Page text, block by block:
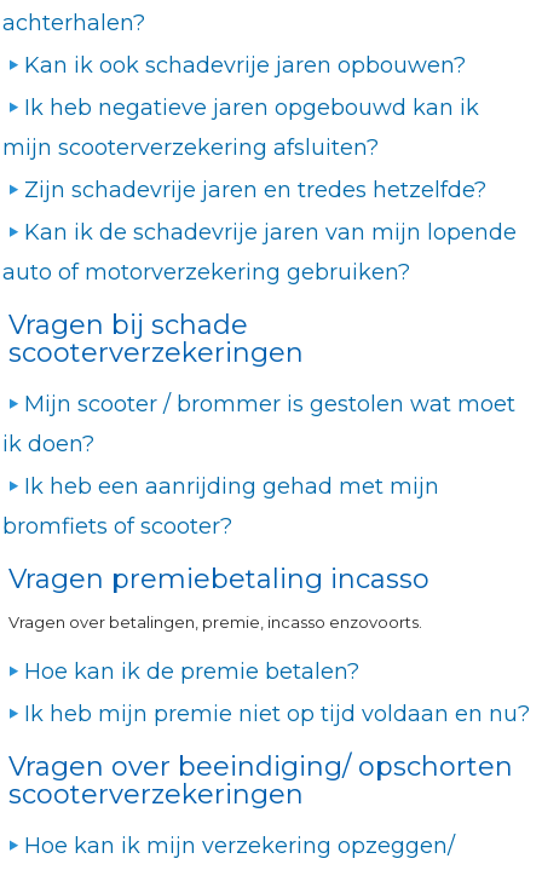
achterhalen?
Kan ik ook schadevrije jaren opbouwen?
Ik heb negatieve jaren opgebouwd kan ik
mijn scooterverzekering afsluiten?
Zijn schadevrije jaren en tredes hetzelfde?
Kan ik de schadevrije jaren van mijn lopende
auto of motorverzekering gebruiken?
Vragen bij schade
scooterverzekeringen
Mijn scooter / brommer is gestolen wat moet
ik doen?
Ik heb een aanrijding gehad met mijn
bromfiets of scooter?
Vragen premiebetaling incasso
Vragen over betalingen, premie, incasso enzovoorts.
Hoe kan ik de premie betalen?
Ik heb mijn premie niet op tijd voldaan en nu?
Vragen over beeindiging/ opschorten
scooterverzekeringen
Hoe kan ik mijn verzekering opzeggen/